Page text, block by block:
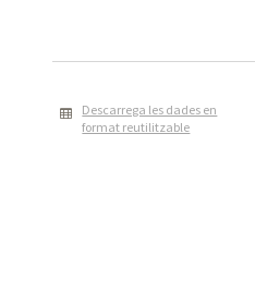
Descarrega les dades en
format reutilitzable